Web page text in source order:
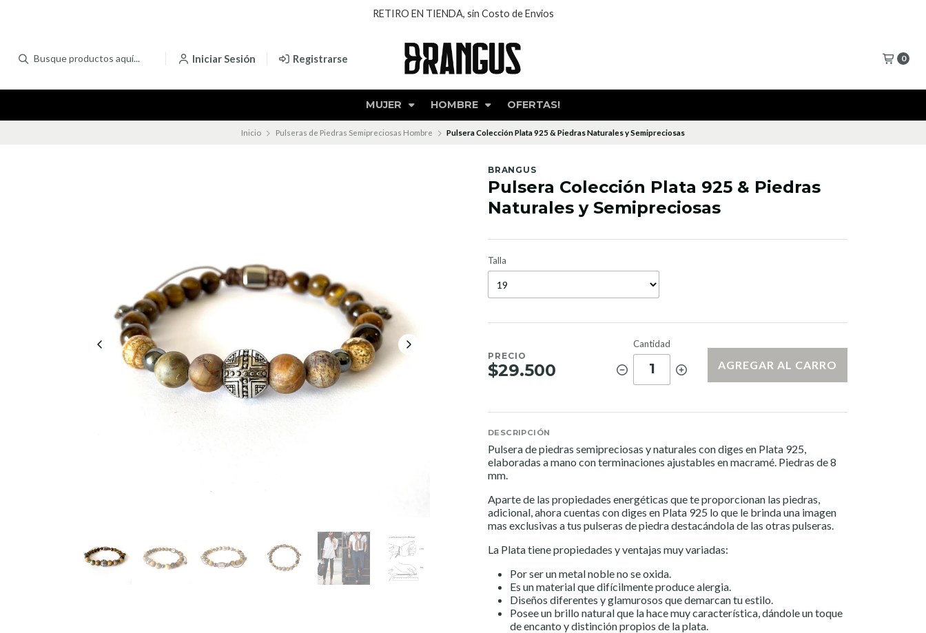
Iniciar Sesión Registrarse 0
MUJER HOMBRE OFERTAS!
RETIRO EN TIENDA, sin Costo de Envios
Inicio Pulseras de Piedras Semipreciosas Hombre Pulsera Colección Plata 925 & Piedras Naturales y Semipreciosas
BRANGUS
Pulsera Colección Plata 925 & Piedras
Naturales y Semipreciosas
Talla
PRECIO
$29.500
Cantidad
1 AGREGAR AL CARRO
DESCRIPCIÓN
Pulsera de piedras semipreciosas y naturales con diges en Plata 925,
elaboradas a mano con terminaciones ajustables en macramé. Piedras de 8
mm.
Aparte de las propiedades energéticas que te proporcionan las piedras,
adicional, ahora cuentas con diges en Plata 925 lo que le brinda una imagen
mas exclusivas a tus pulseras de piedra destacándola de las otras pulseras.
La Plata tiene propiedades y ventajas muy variadas:
Por ser un metal noble no se oxida.
Es un material que difícilmente produce alergia.
Diseños diferentes y glamurosos que demarcan tu estilo.
Posee un brillo natural que la hace muy característica, dándole un toque
de encanto y distinción propios de la plata.